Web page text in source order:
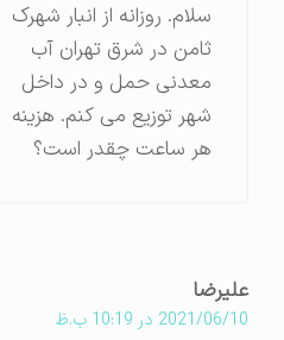
سلام. روزانه از انبار شهرک
ثامن در شرق تهران آب
معدنی حمل و در داخل
شهر توزیع می کنم. هزینه
هر ساعت چقدر است؟
علیرضا
2021/06/10 در 10:19 ب.ظ